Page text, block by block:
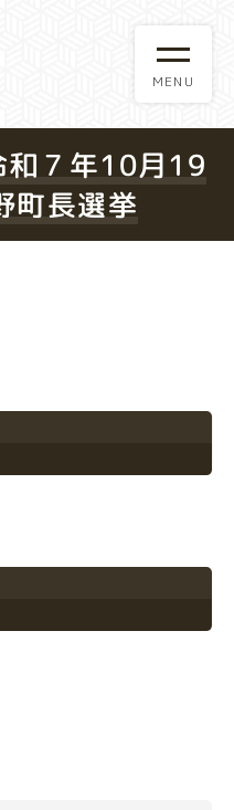
和７年10月19
町長選挙